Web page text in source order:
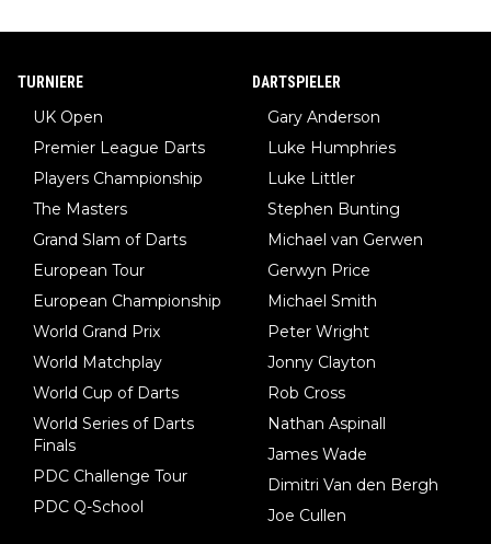
TURNIERE
UK Open
Premier League Darts
Players Championship
The Masters
Grand Slam of Darts
European Tour
European Championship
World Grand Prix
World Matchplay
World Cup of Darts
World Series of Darts
Finals
PDC Challenge Tour
PDC Q-School
DARTSPIELER
Gary Anderson
Luke Humphries
Luke Littler
Stephen Bunting
Michael van Gerwen
Gerwyn Price
Michael Smith
Peter Wright
Jonny Clayton
Rob Cross
Nathan Aspinall
James Wade
Dimitri Van den Bergh
Joe Cullen